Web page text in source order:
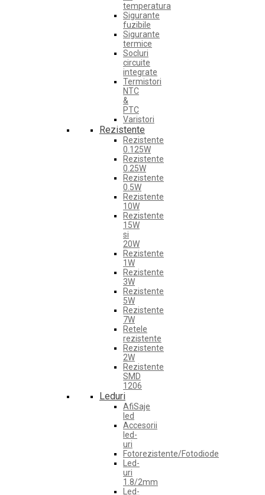
temperatura
Sigurante
fuzibile
Sigurante
termice
Socluri
circuite
integrate
Termistori
NTC
&
PTC
Varistori
Rezistente
Rezistente
0.125W
Rezistente
0.25W
Rezistente
0.5W
Rezistente
10W
Rezistente
15W
si
20W
Rezistente
1W
Rezistente
3W
Rezistente
5W
Rezistente
7W
Retele
rezistente
Rezistente
2W
Rezistente
SMD
1206
Leduri
AfiSaje
led
Accesorii
led-
uri
Fotorezistente/Fotodiode
Led-
uri
1.8/2mm
Led-